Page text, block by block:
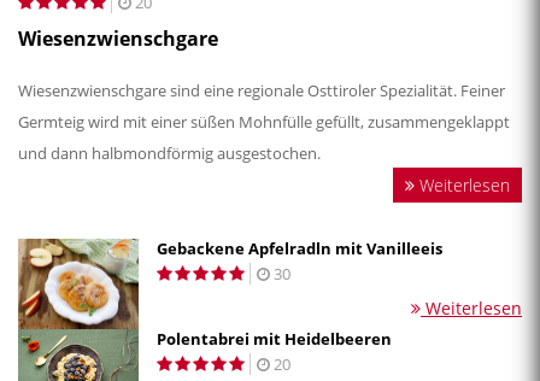
Wiesenzwienschgare
Wiesenzwienschgare sind eine regionale Osttiroler Spezialität. Feiner
Germteig wird mit einer süßen Mohnfülle gefüllt, zusammengeklappt
und dann halbmondförmig ausgestochen.
Weiterlesen
Gebackene Apfelradln mit Vanilleeis
30
Weiterlesen
Polentabrei mit Heidelbeeren
20